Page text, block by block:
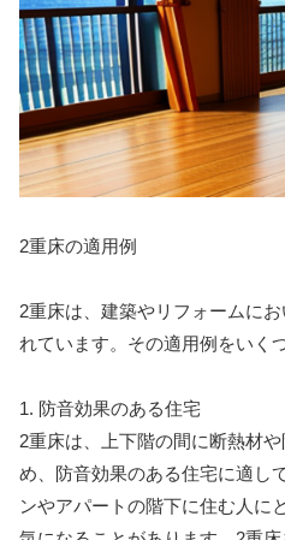
2重床の適用例
2重床は、建築やリフォームに
れています。その適用例をいく
1. 防音効果のある住宅
2重床は、上下階の間に断熱材
め、防音効果のある住宅に適し
ンやアパートの階下に住む人に